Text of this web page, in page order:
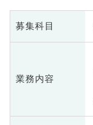
募集科目
業務内容